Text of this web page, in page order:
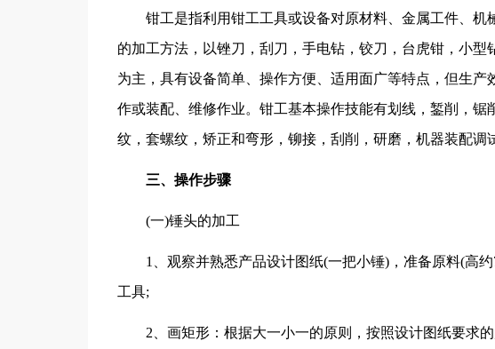
钳工是指利用钳工工具或设备对原材料、金属工件、
的加工方法，以锉刀，刮刀，手电钻，铰刀，台虎钳，小
为主，具有设备简单、操作方便、适用面广等特点，但生产
作或装配、维修作业。钳工基本操作技能有划线，錾削，
纹，套螺纹，矫正和弯形，铆接，刮削，研磨，机器装配调
三、操作步骤
(一)锤头的加工
1、观察并熟悉产品设计图纸(一把小锤)，准备原料(高
工具;
2、画矩形：根据大一小一的原则，按照设计图纸要求